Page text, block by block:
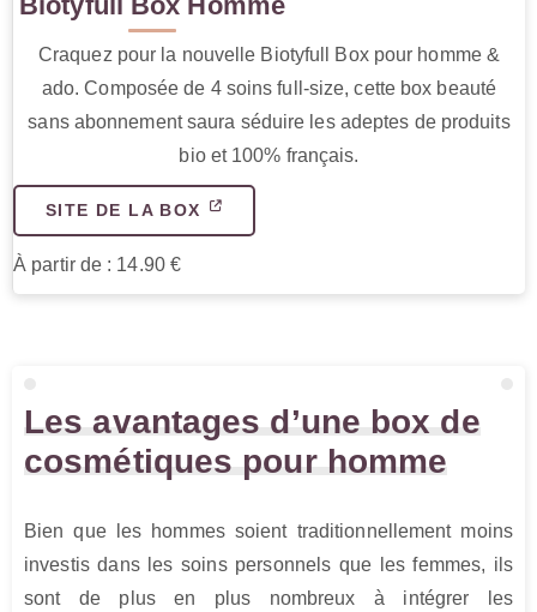
Craquez pour la nouvelle Biotyfull Box pour homme &
ado. Composée de 4 soins full-size, cette box beauté
sans abonnement saura séduire les adeptes de produits
bio et 100% français.
SITE DE LA BOX
À partir de : 14.90 €
Les avantages d’une box de
cosmétiques pour homme
Bien que les hommes soient traditionnellement moins
investis dans les soins personnels que les femmes, ils
sont de plus en plus nombreux à intégrer les